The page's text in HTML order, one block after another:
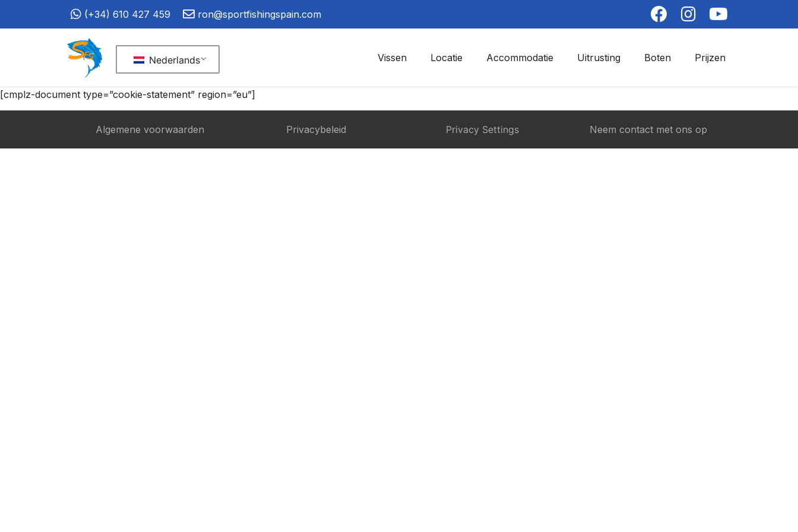
(+34) 610 427 459 ron@sportfishingspain.com
Nederlands Vissen Locatie Accommodatie Uitrusting Boten Prijzen
[cmplz-document type=”cookie-statement” region=”eu”]
Algemene voorwaarden Privacybeleid Privacy Settings Neem contact met ons op